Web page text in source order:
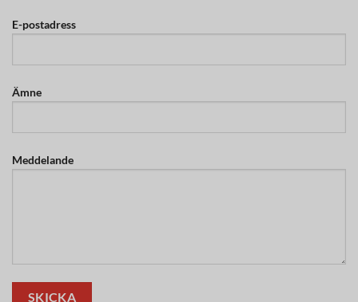
E-postadress
Ämne
Meddelande